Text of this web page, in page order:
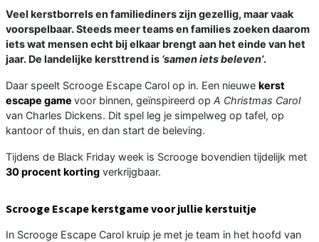
Veel kerstborrels en familiediners zijn gezellig, maar vaak
voorspelbaar. Steeds meer teams en families zoeken daarom
iets wat mensen echt bij elkaar brengt aan het einde van het
jaar. De landelijke kersttrend is ‘samen iets beleven’.
Daar speelt Scrooge Escape Carol op in. Een nieuwe kerst
escape game voor binnen, geïnspireerd op A Christmas Carol
van Charles Dickens. Dit spel leg je simpelweg op tafel, op
kantoor of thuis, en dan start de beleving.
Tijdens de Black Friday week is Scrooge bovendien tijdelijk met
30 procent korting verkrijgbaar.
Scrooge Escape kerstgame voor jullie kerstuitje
In Scrooge Escape Carol kruip je met je team in het hoofd van